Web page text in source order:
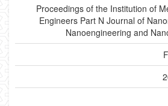
Proceedings of the Institution of
Engineers Part N Journal of
Nanoengineering and